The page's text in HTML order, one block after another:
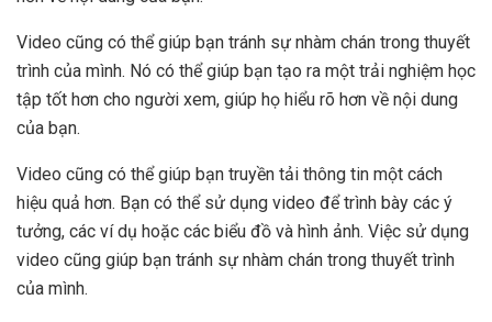
Video cũng có thể giúp bạn tránh sự nhàm chán trong thuyết
trình của mình. Nó có thể giúp bạn tạo ra một trải nghiệm học
tập tốt hơn cho người xem, giúp họ hiểu rõ hơn về nội dung
của bạn.
Video cũng có thể giúp bạn truyền tải thông tin một cách
hiệu quả hơn. Bạn có thể sử dụng video để trình bày các ý
tưởng, các ví dụ hoặc các biểu đồ và hình ảnh. Việc sử dụng
video cũng giúp bạn tránh sự nhàm chán trong thuyết trình
của mình.